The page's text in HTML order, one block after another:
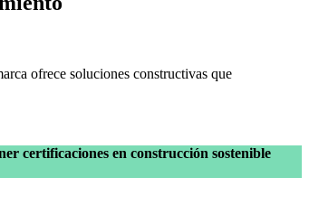
ofrece soluciones constructivas que
certificaciones en construcción sostenible